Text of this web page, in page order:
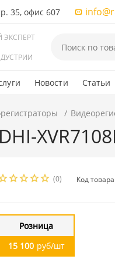
35, офис 607
Новости Статьи
(0) Код
Розница
15 100 руб/шт